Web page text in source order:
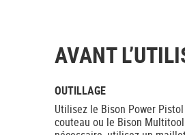
AVANT
OUTILLAGE
Utilisez le Bison Power
couteau ou le Bison